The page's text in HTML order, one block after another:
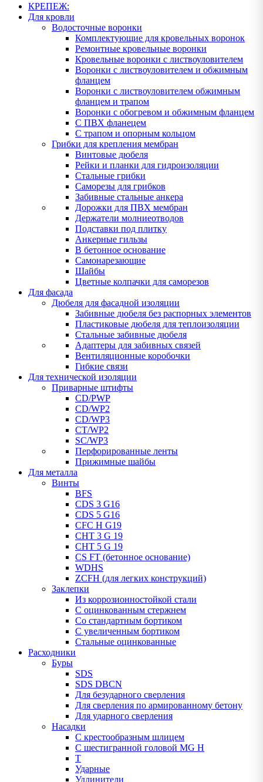
КРЕПЕЖ:
Для кровли
Водосточные воронки
Комплектующие для кровельных воронок
Ремонтные кровельные воронки
Кровельные воронки с листвоуловителем
Воронки с листвоуловителем и обжимным
фланцем
Воронки с листвоуловителем обжимным
фланцем и трапом
Воронки с обогревом и обжимным фланцем
С ПВХ фланецем
С трапом и опорным кольцом
Грибки для крепления мембран
Винтовые дюбеля
Рейки и планки для гидроизоляции
Стальные грибки
Саморезы для грибков
Забивные стальные анкера
Дорожки для ПВХ мембран
Держатели молниеотводов
Подставки под плитку
Анкерные гильзы
В бетонное основание
Самонарезающие
Шайбы
Цветные колпачки для саморезов
Для фасада
Дюбеля для фасадной изоляции
Забивные дюбеля без распорных элементов
Пластиковые дюбеля для теплоизоляции
Стальные забивные дюбеля
Адаптеры для забивных связей
Вентиляционные коробочки
Гибкие связи
Для технической изоляции
Приварные штифты
CD/PWP
CD/WP2
CD/WP3
CT/WP2
SC/WP3
Перфорированные ленты
Прижимные шайбы
Для металла
Винты
BFS
CDS 3 G16
CDS 5 G16
CFC H G19
CHT 3 G 19
CHT 5 G 19
CS FT (бетонное основание)
WDHS
ZCFH (для легких конструкций)
Заклепки
Из коррозионностойкой стали
С оцинкованным стержнем
Со стандартным бортиком
С увеличенным бортиком
Стальные оцинкованные
Расходники
Буры
SDS
SDS DBCN
Для безударного сверления
Для сверления по армированному бетону
Для ударного сверления
Насадки
С крестообразным шлицем
С шестигранной головой MG H
T
Ударные
Удлинители